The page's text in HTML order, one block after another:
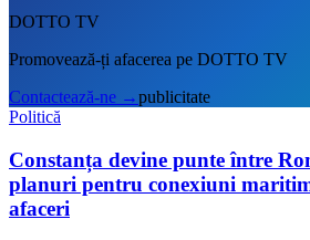
DOTTO TV
Promovează-ți afacerea pe DOTTO TV
Contactează-ne →publicitate
Politică
Constanța devine punte între
planuri pentru conexiuni
afaceri